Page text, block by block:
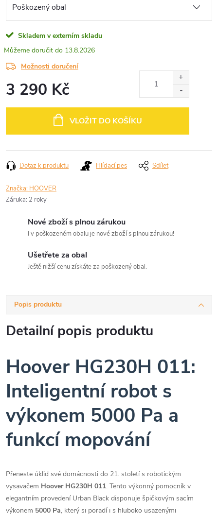
Skladem v externím skladu
13.8.2026
Možnosti doručení
3 290 Kč
VLOŽIT DO KOŠÍKU
Dotaz k produktu Hlídací pes Sdílet
Značka: HOOVER
Záruka: 2 roky
Nové zboží s plnou zárukou
I v poškozeném obalu je nové zboží s plnou zárukou!
Ušetřete za obal
Ještě nižší cenu získáte za poškozený obal.
Popis produktu
Detailní popis produktu
Hoover HG230H 011:
Inteligentní robot s
výkonem 5000 Pa a
funkcí mopování
Přeneste úklid své domácnosti do 21. století s robotickým
vysavačem Hoover HG230H 011. Tento výkonný pomocník v
elegantním provedení Urban Black disponuje špičkovým sacím
výkonem 5000 Pa, který si poradí i s hluboko usazenými